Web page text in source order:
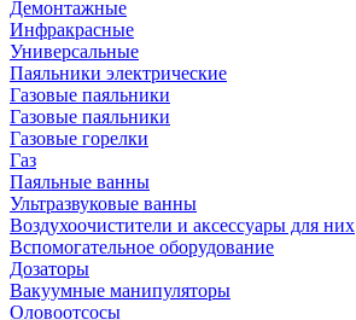
Демонтажные
Инфракрасные
Универсальные
Паяльники электрические
Газовые паяльники
Газовые паяльники
Газовые горелки
Газ
Паяльные ванны
Ультразвуковые ванны
Воздухоочистители и аксессуары для них
Вспомогательное оборудование
Дозаторы
Вакуумные манипуляторы
Оловоотсосы